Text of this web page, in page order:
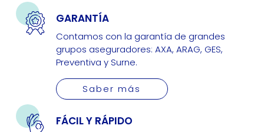
GARANTÍA
Contamos con la garantía de grandes
grupos aseguradores: AXA, ARAG, GES,
Preventiva y Surne.
Saber más
FÁCIL Y RÁPIDO